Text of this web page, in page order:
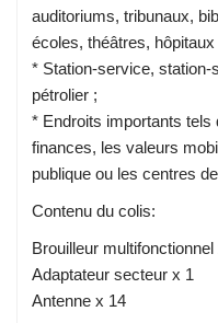
auditoriums, tribunaux,
écoles, théâtres, hôpitaux
* Station-service, station-
pétrolier ;
* Endroits importants tels
finances, les valeurs
publique ou les centres
Contenu du colis:
Brouilleur multifonctionnel
Adaptateur secteur x 1
Antenne x 14